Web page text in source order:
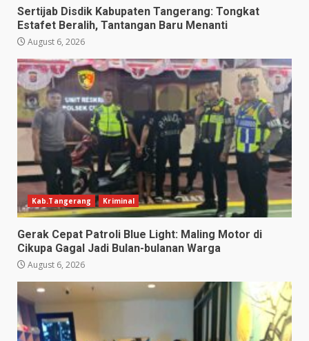
Sertijab Disdik Kabupaten Tangerang: Tongkat
Estafet Beralih, Tantangan Baru Menanti
August 6, 2026
Kab.Tangerang Kriminal
Gerak Cepat Patroli Blue Light: Maling Motor di
Cikupa Gagal Jadi Bulan-bulanan Warga
August 6, 2026